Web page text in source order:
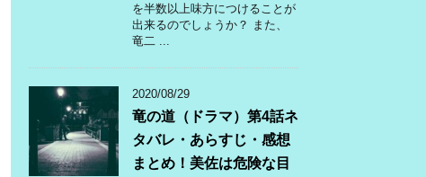
を半数以上味方につけることが
出来るのでしょうか？ また、
竜二 ...
2020/08/29
竜の道（ドラマ）第4話ネ
タバレ・あらすじ・感想
まとめ！美佐は危険な目